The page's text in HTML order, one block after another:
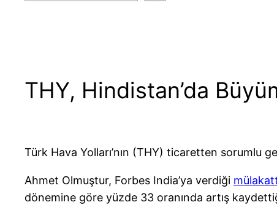
THY, Hindistan’da
Türk Hava Yolları’nın (THY) ticaretten sorumlu
Ahmet Olmuştur, Forbes India’ya verdiği
dönemine göre yüzde 33 oranında artış